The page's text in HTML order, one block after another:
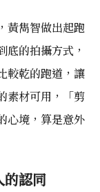
黃雋智做出起跑
底的拍攝方式，
較乾的跑道，讓
素材可用，「剪
心境，算是意外
的認同